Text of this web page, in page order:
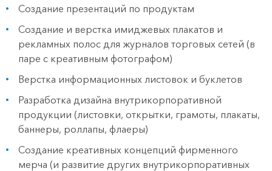
Создание презентаций по продуктам
Создание и верстка имиджевых плакатов и
рекламных полос для журналов торговых сетей (в
паре с креативным фотографом)
Верстка информационных листовок и буклетов
Разработка дизайна внутрикорпоративной
продукции (листовки, открытки, грамоты, плакаты,
баннеры, роллапы, флаеры)
Создание креативных концепций фирменного
мерча (и развитие других внутрикорпоративных